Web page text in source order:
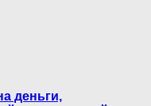
деньги,